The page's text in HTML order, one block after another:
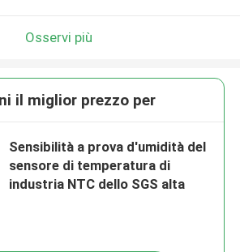
Osservi più
il miglior prezzo per
Sensibilità a prova d'umidità del
sensore di temperatura di
industria NTC dello SGS alta